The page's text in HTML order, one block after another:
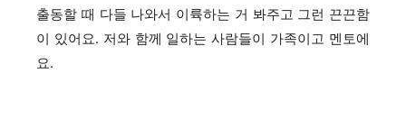
출동할 때 다들 나와서 이륙하는 거 봐주고 그런 끈끈함
이 있어요. 저와 함께 일하는 사람들이 가족이고 멘토에
요.